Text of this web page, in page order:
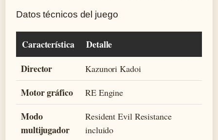
Datos técnicos del juego
Característica
Detalle
Director
Kazunori Kadoi
Motor gráfico RE Engine
Modo
multijugador
Resident Evil Resistance
incluido